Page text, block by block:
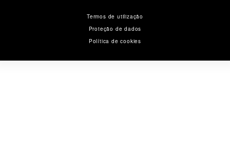
Termos de utilização
Proteção de dados
Política de cookies